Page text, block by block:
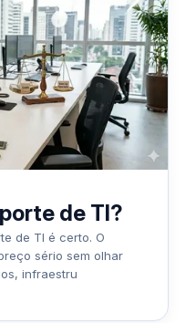
de TI?
de TI é certo. O
sério sem olhar
infraestru